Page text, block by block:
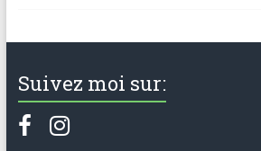
Suivez moi sur: